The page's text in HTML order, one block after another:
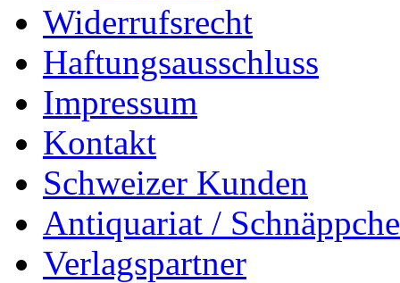
Widerrufsrecht
Haftungsausschluss
Impressum
Kontakt
Schweizer Kunden
Antiquariat /
Verlagspartner